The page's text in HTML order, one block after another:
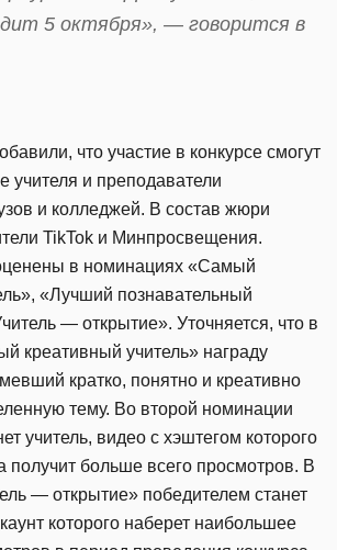
5 октября», — говорится в
что участие в конкурсе смогут
учителя и преподаватели
и колледжей. В состав жюри
TikTok и Минпросвещения.
в номинациях «Самый
«Лучший познавательный
— открытие». Уточняется, что в
креативный учитель» награду
кратко, понятно и креативно
тему. Во второй номинации
учитель, видео с хэштегом которого
получит больше всего просмотров. В
— открытие» победителем станет
которого наберет наибольшее